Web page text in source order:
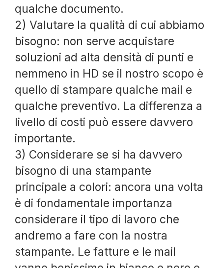
qualche documento.
2) Valutare la qualità di cui abbiamo
bisogno: non serve acquistare
soluzioni ad alta densità di punti e
nemmeno in HD se il nostro scopo è
quello di stampare qualche mail e
qualche preventivo. La differenza a
livello di costi può essere davvero
importante.
3) Considerare se si ha davvero
bisogno di una stampante
principale a colori: ancora una volta
è di fondamentale importanza
considerare il tipo di lavoro che
andremo a fare con la nostra
stampante. Le fatture e le mail